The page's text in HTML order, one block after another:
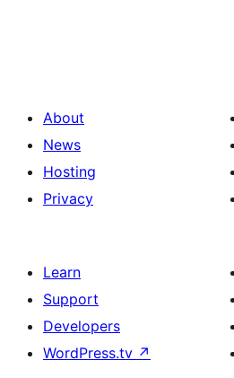
About
News
Hosting
Privacy
Learn
Support
Developers
WordPress.tv ↗